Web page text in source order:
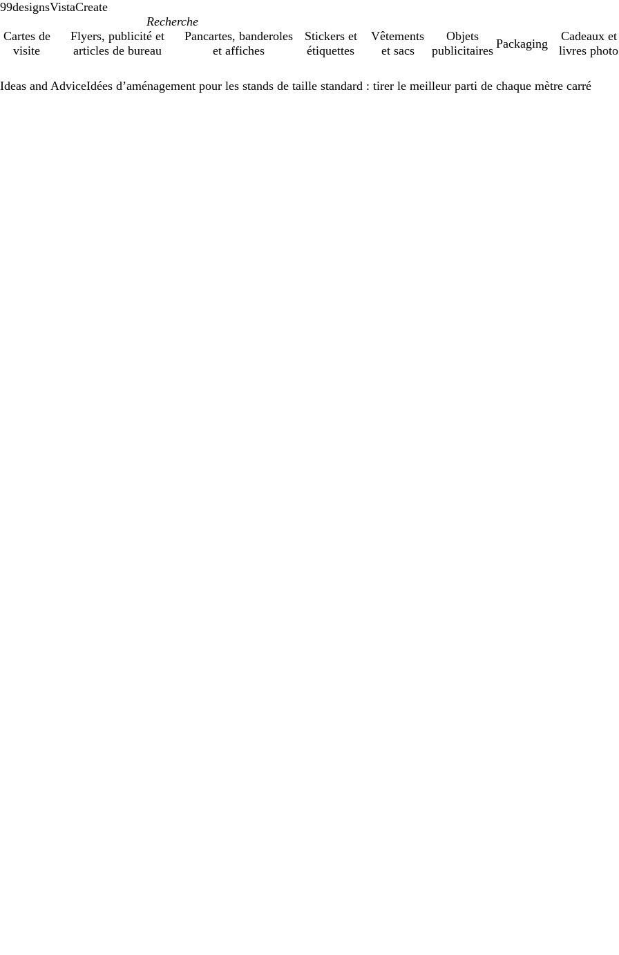
99designsVistaCreate
Cartes de
visite
Flyers, publicité et
articles de bureau
Pancartes, banderoles
et affiches
Stickers et
étiquettes
Vêtements
et sacs
Objets
publicitaires
Packaging
Cadeaux et
livres photo
Ideas and AdviceIdées d’aménagement pour les stands de taille standard : tirer le meilleur parti de chaque mètre carré